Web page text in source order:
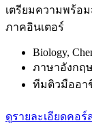
เตรียมความพร้อ
ภาคอินเตอร์
Biology,
ภาษาอังกฤ
ทีมติวมืออา
ดูรายละเอียดคอร์